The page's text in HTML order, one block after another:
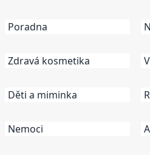
Poradna
Zdravá kosmetika
Děti a miminka
Nemoci